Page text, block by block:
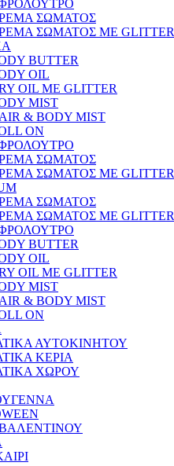
ΣΩΜΑΤΟΣ
ΣΩΜΑΤΟΣ ΜΕ GLITTER
BUTTER
OIL
OIL ΜΕ GLITTER
MIST
& BODY MIST
ON
ΣΩΜΑΤΟΣ
ΣΩΜΑΤΟΣ ΜΕ GLITTER
ΣΩΜΑΤΟΣ
ΣΩΜΑΤΟΣ ΜΕ GLITTER
BUTTER
OIL
OIL ΜΕ GLITTER
MIST
& BODY MIST
ON
ΑΥΤΟΚΙΝΗΤΟΥ
ΚΕΡΙΑ
ΧΩΡΟΥ